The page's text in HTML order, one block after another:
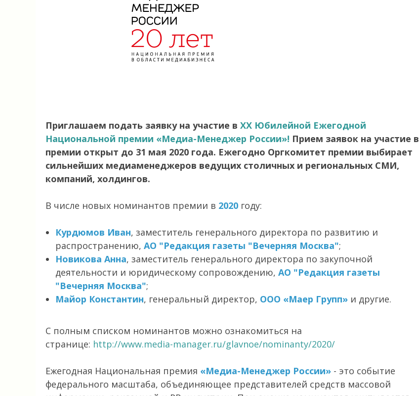
Приглашаем подать заявку на участие в XX Юбилейной Ежегодной
Национальной премии «Медиа-Менеджер России»! Прием заявок на участие в
премии открыт до 31 мая 2020 года. Ежегодно Оргкомитет премии выбирает
сильнейших медиаменеджеров ведущих столичных и региональных СМИ,
компаний, холдингов.
В числе новых номинантов премии в 2020 году:
Курдюмов Иван, заместитель генерального директора по развитию и
распространению, АО "Редакция газеты "Вечерняя Москва";
Новикова Анна, заместитель генерального директора по закупочной
деятельности и юридическому сопровождению, АО "Редакция газеты
"Вечерняя Москва";
Майор Константин, генеральный директор, ООО «Маер Групп» и другие.
С полным списком номинантов можно ознакомиться на
странице: http://www.media-manager.ru/glavnoe/nominanty/2020/
Ежегодная Национальная премия «Медиа-Менеджер России» - это событие
федерального масштаба, объединяющее представителей средств массовой